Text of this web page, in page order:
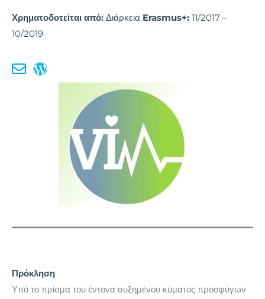
Χρηματοδοτείται από: Διάρκεια Erasmus+: 11/2017 –
10/2019
Πρόκληση
Υπό το πρίσμα του έντονα αυξημένου κύματος προσφύγων